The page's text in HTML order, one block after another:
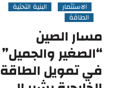
الاستثمار
البنية التحتية
الطاقة
مسار الصين
“الصغير والجميل”
في تمويل الطاقة